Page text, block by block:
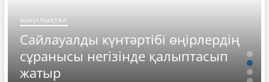
ЖАҢАЛЫҚТАР
Сайлауалды күнтәртібі өңірлердің
сұранысы негізінде қалыптасып
жатыр